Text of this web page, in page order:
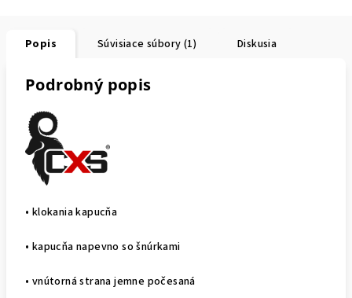
Popis Súvisiace súbory (1) Diskusia
Podrobný popis
• klokania kapucňa
• kapucňa napevno so šnúrkami
• vnútorná strana jemne počesaná